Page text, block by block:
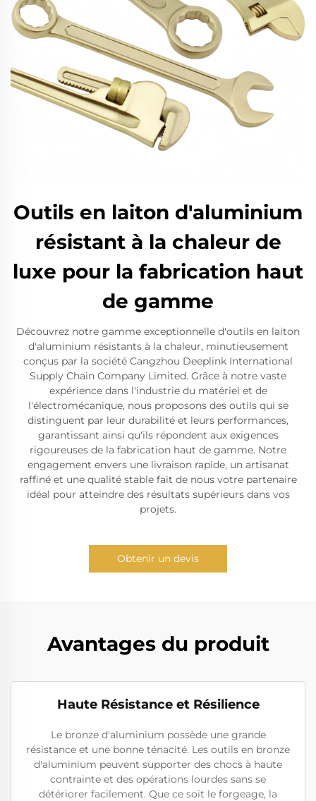
Outils en laiton d'aluminium
résistant à la chaleur de
luxe pour la fabrication haut
de gamme
Découvrez notre gamme exceptionnelle d'outils en laiton
d'aluminium résistants à la chaleur, minutieusement
conçus par la société Cangzhou Deeplink International
Supply Chain Company Limited. Grâce à notre vaste
expérience dans l'industrie du matériel et de
l'électromécanique, nous proposons des outils qui se
distinguent par leur durabilité et leurs performances,
garantissant ainsi qu'ils répondent aux exigences
rigoureuses de la fabrication haut de gamme. Notre
engagement envers une livraison rapide, un artisanat
raffiné et une qualité stable fait de nous votre partenaire
idéal pour atteindre des résultats supérieurs dans vos
projets.
Obtenir un devis
Avantages du produit
Haute Résistance et Résilience
Le bronze d'aluminium possède une grande
résistance et une bonne ténacité. Les outils en bronze
d'aluminium peuvent supporter des chocs à haute
contrainte et des opérations lourdes sans se
détériorer facilement. Que ce soit le forgeage, la